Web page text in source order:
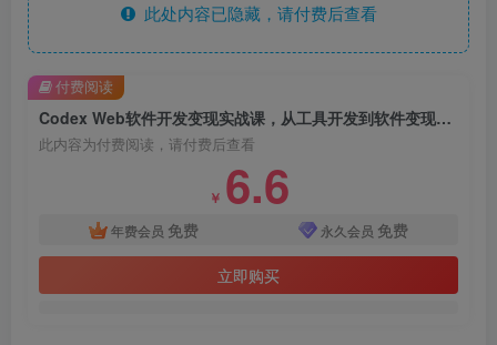
此处内容已隐藏，请付费后查看
Codex Web软件开发变现实战课，从工具开发到软件变现，7天跑通AI软件开发变现闭环
此内容为付费阅读，请付费后查看
￥ 6.6
年费会员 免费 永久会员 免费
立即购买
付费阅读